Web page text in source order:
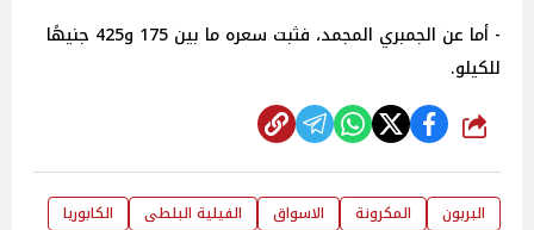
- أما عن الجمبري المجمد، فثبت سعره ما بين 175 و425 جنيهًا
للكيلو.
شارك
البربون المكرونة الاسواق الفيلية البلطى
الكابوريا